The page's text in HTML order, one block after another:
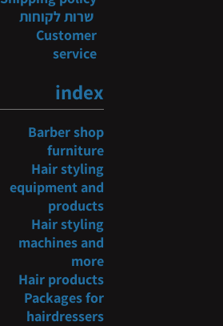
שרות לקוחות
Customer
service
index
Barber shop
furniture
Hair styling
equipment and
products
Hair styling
machines and
more
Hair products
Packages for
hairdressers